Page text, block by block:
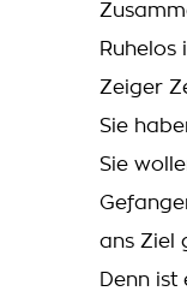
Ruhelos
Zeiger
Sie
Sie
ans Ziel
Denn